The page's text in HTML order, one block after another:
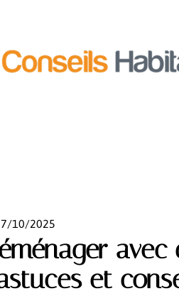
10/2025
et